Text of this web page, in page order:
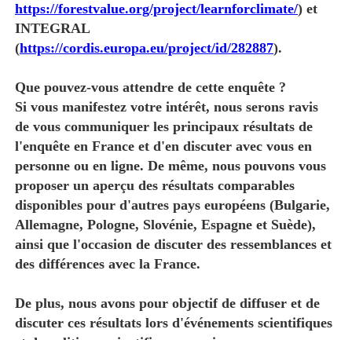
https://forestvalue.org/project/learnforclimate/) et
INTEGRAL
(https://cordis.europa.eu/project/id/282887).
Que pouvez-vous attendre de cette enquête ?
Si vous manifestez votre intérêt, nous serons ravis
de vous communiquer les principaux résultats de
l'enquête en France et d'en discuter avec vous en
personne ou en ligne. De même, nous pouvons vous
proposer un aperçu des résultats comparables
disponibles pour d'autres pays européens (Bulgarie,
Allemagne, Pologne, Slovénie, Espagne et Suède),
ainsi que l'occasion de discuter des ressemblances et
des différences avec la France.
De plus, nous avons pour objectif de diffuser et de
discuter ces résultats lors d'événements scientifiques